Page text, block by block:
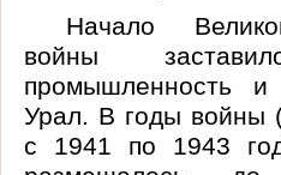
Начало
войны
промышленность
Урал. В годы войны
с 1941 по 1943